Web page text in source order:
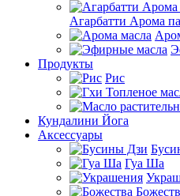
Агарбатти Арома
Продукты
Рис
Кундалини Йога
Аксессуары
Гуа Ша